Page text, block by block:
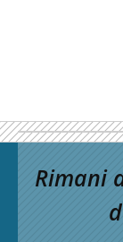
Rimani